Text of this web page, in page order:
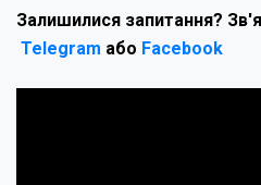
Залишилися запитання?
Telegram або Facebook